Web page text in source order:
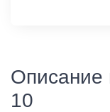
Описание
10